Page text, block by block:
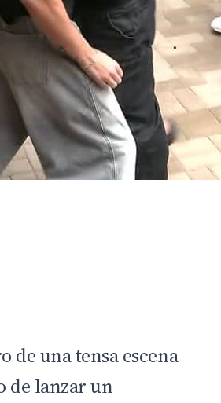
de una tensa escena
de lanzar un